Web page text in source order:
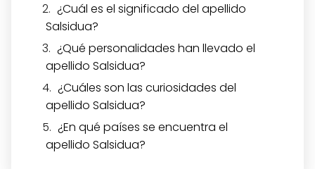
¿Cuál es el significado del apellido
Salsidua?
¿Qué personalidades han llevado el
apellido Salsidua?
¿Cuáles son las curiosidades del
apellido Salsidua?
¿En qué países se encuentra el
apellido Salsidua?